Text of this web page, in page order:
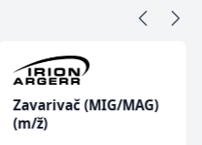
Zavarivač (MIG/MAG)
(m/ž)